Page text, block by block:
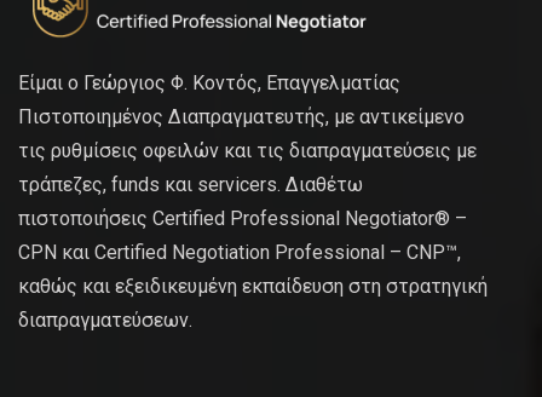
Είμαι ο Γεώργιος Φ. Κοντός, Επαγγελματίας
Πιστοποιημένος Διαπραγματευτής, με αντικείμενο
τις ρυθμίσεις οφειλών και τις διαπραγματεύσεις με
τράπεζες, funds και servicers. Διαθέτω
πιστοποιήσεις Certified Professional Negotiator® –
CPN και Certified Negotiation Professional – CNP™,
καθώς και εξειδικευμένη εκπαίδευση στη στρατηγική
διαπραγματεύσεων.